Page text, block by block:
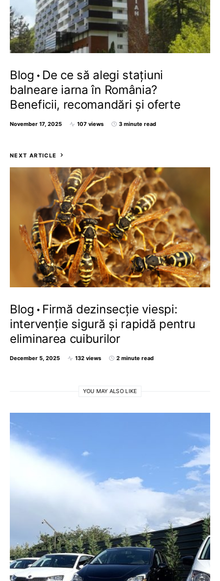
Blog
De ce să alegi stațiuni
balneare iarna în România?
Beneficii, recomandări și oferte
November 17, 2025 107 views 3 minute read
NEXT ARTICLE
Blog
Firmă dezinsecție viespi:
intervenție sigură și rapidă pentru
eliminarea cuiburilor
December 5, 2025 132 views 2 minute read
YOU MAY ALSO LIKE